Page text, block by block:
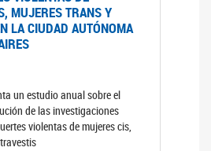
MUJERES TRANS Y
LA CIUDAD AUTÓNOMA
un estudio anual sobre el
de las investigaciones
violentas de mujeres cis,